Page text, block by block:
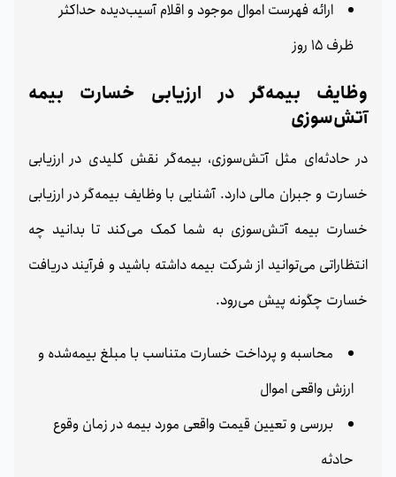
ارائه فهرست اموال موجود و اقلام آسیب‌دیده حداکثر
ظرف 15 روز
وظایف بیمه‌گر در ارزیابی خسارت بیمه
آتش‌سوزی
در حادثه‌ای مثل آتش‌سوزی، بیمه‌گر نقش کلیدی در ارزیابی
خسارت و جبران مالی دارد. آشنایی با وظایف بیمه‌گر در ارزیابی
خسارت بیمه آتش‌سوزی به شما کمک می‌کند تا بدانید چه
انتظاراتی می‌توانید از شرکت بیمه داشته باشید و فرآیند دریافت
خسارت چگونه پیش می‌رود.
محاسبه و پرداخت خسارت متناسب با مبلغ بیمه‌شده و
ارزش واقعی اموال
بررسی و تعیین قیمت واقعی مورد بیمه در زمان وقوع
حادثه